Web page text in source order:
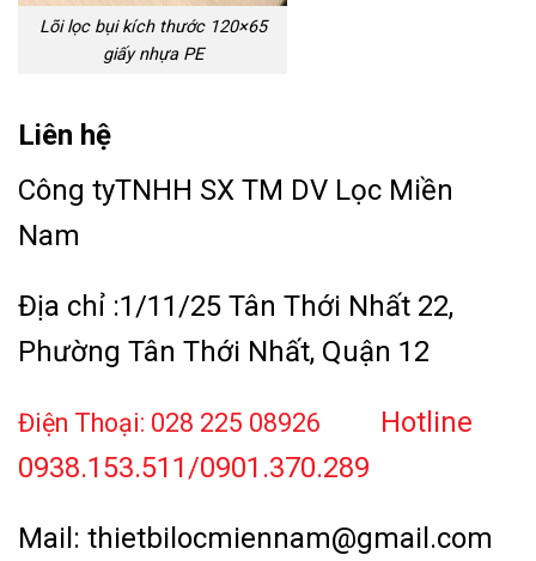
Lõi lọc bụi kích thước 120×65
giấy nhựa PE
Liên hệ
Công tyTNHH SX TM DV Lọc Miền
Nam
Địa chỉ :1/11/25 Tân Thới Nhất 22,
Phường Tân Thới Nhất, Quận 12
Điện Thoại: 028 225 08926 Hotline
0938.153.511/0901.370.289
Mail: thietbilocmiennam@gmail.com